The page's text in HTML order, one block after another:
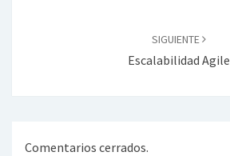
SIGUIENTE
Escalabilidad Agile
Comentarios cerrados.